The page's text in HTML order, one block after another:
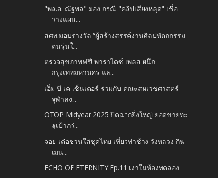
"พล.อ. ณัฐพล" มอง กรณี "คลิปเสียงหลุด" เชื่อ
วางแผน...
สศท.มอบรางวัล “ผู้สร้างสรรค์งานศิลปหัตถกรรม
คนรุ่นใ...
ตรวจสุขภาพฟรี! พาราไดซ์ เพลส ผนึก
กรุงเทพมหานคร แล...
เอ็ม บี เค เซ็นเตอร์ ร่วมกับ คณะสหเวชศาสตร์
จุฬาลง...
OTOP Midyear 2025 ปิดฉากยิ่งใหญ่ ยอดขายทะ
ลุเป้ากว่...
จอย-เต๋อชวนใส่ชุดไทย เที่ยวท่าช้าง วังหลวง กิน
เมน...
ECHO OF ETERNITY Ep.11 เงาในห้องทดลอง